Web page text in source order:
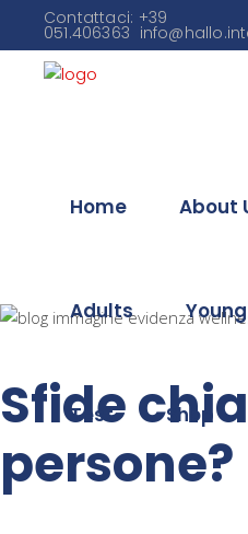
Contattaci: +39
051.406363
Home About
Adults
Test Shop
Sfide
persone?